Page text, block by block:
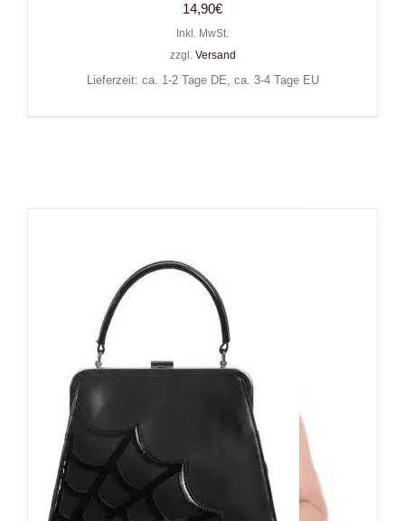
14,90€
Inkl. MwSt.
zzgl. Versand
Lieferzeit: ca. 1-2 Tage DE, ca. 3-4 Tage EU